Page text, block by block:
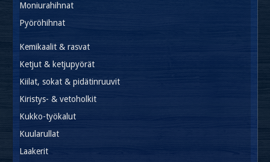
Moniurahihnat
Pyöröhihnat
Kemikaalit & rasvat
Ketjut & ketjupyörät
Kiilat, sokat & pidätinruuvit
Kiristys- & vetoholkit
Kukko-työkalut
Kuularullat
Laakerit